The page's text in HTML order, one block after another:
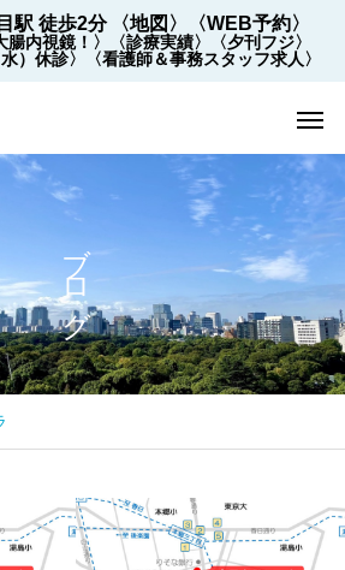
駅 徒歩2分 〈地図〉 〈WEB予約〉
腸内視鏡！〉 〈診療実績〉
〈夕刊フジ〉
）休診〉
〈看護師＆事務スタッフ求人〉
大腸内視
内視鏡
大腸内視鏡の下剤を院
ブログ